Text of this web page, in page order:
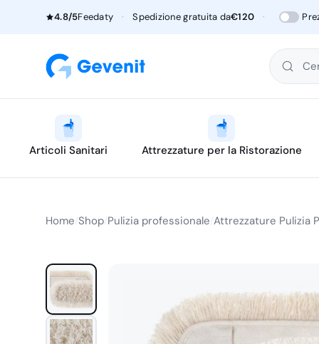
4.8/5Feedaty · Spedizione gratuita da€120 ·
Articoli Sanitari Attrezzature per la Ristorazione
Home Shop Pulizia professionale Attrezzature Pulizia